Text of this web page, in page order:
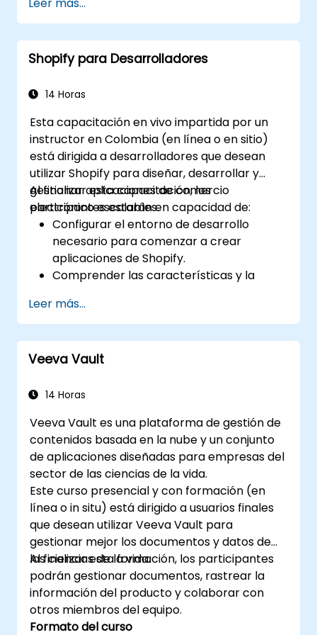
audiencia.
coordinarlo.
Shopify para Desarrolladores
14 Horas
Esta capacitación en vivo impartida por un
instructor en Colombia (en línea o en sitio)
está dirigida a desarrolladores que desean
utilizar Shopify para diseñar, desarrollar y
gestionar aplicaciones de comercio
electrónico escalables.
Al finalizar esta capacitación, los
participantes estarán en capacidad de:
Configurar el entorno de desarrollo
necesario para comenzar a crear
aplicaciones de Shopify.
Comprender las características y la
comercio electrónico Shopify.
Entender los fundamentos del comercio
electrónico y cómo construir un negocio
con Shopify.
Shopify utilizando Shopify CLI, Polaris, App
Desarrollar APIs REST para ampliar y
escalar las funcionalidades de las
aplicaciones de Shopify.
Familiarizarse con las herramientas y las
mejores prácticas en el desarrollo de
aplicaciones de Shopify.
Leer más...
Veeva Vault
14 Horas
Veeva Vault es una plataforma de gestión de
contenidos basada en la nube y un conjunto
de aplicaciones diseñadas para empresas del
sector de las ciencias de la vida.
Este curso presencial y con formación (en
línea o in situ) está dirigido a usuarios finales
que desean utilizar Veeva Vault para
gestionar mejor los documentos y datos de
las ciencias de la vida.
Al finalizar esta formación, los participantes
podrán gestionar documentos, rastrear la
información del producto y colaborar con
otros miembros del equipo.
Formato del curso